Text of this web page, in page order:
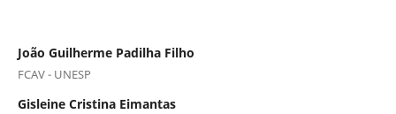
João Guilherme Padilha Filho
FCAV - UNESP
Gisleine Cristina Eimantas